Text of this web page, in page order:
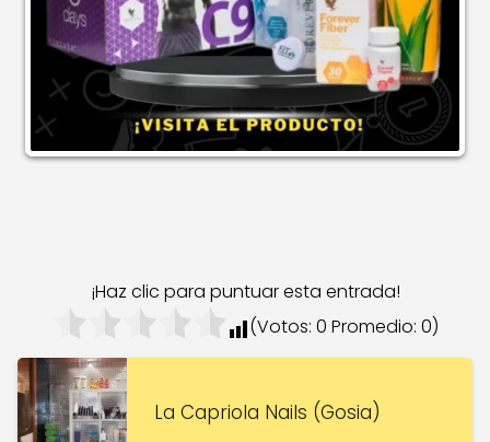
¡Haz clic para puntuar esta entrada!
(Votos: 0 Promedio: 0)
La Capriola Nails (Gosia)